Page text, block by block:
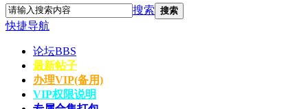
搜索 搜索
快捷导航
论坛BBS
最新帖子
办理VIP(备用)
VIP权限说明